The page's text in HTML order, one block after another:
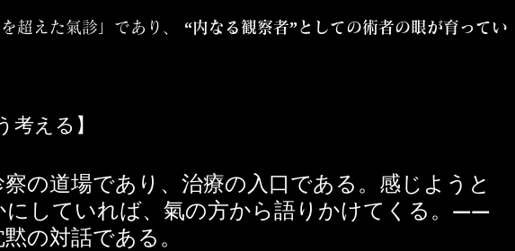
超えた氣診」であり、 “内なる観察者”としての術者の眼が育ってい
える】
の道場であり、治療の入口である。感じようと
にしていれば、氣の方から語りかけてくる。——
の対話である。